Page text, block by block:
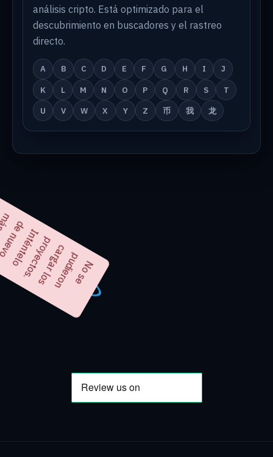
análisis cripto. Está optimizado para el
descubrimiento en buscadores y el rastreo
directo.
A B C D E F G H I J
K L M N O P Q R S T
U V W X Y Z 币 我 龙
pudieron
cargar los
proyectos.
Inténtelo
de nuevo
más